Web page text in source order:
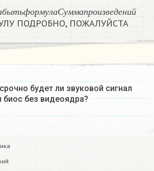
б ыт ьф орм ула С уммапр о изве ден и й
й
ПОДРОБНО, ПОЖАЛУЙСТА
будет ли звуковой сигнал
биос без видеоядра?​